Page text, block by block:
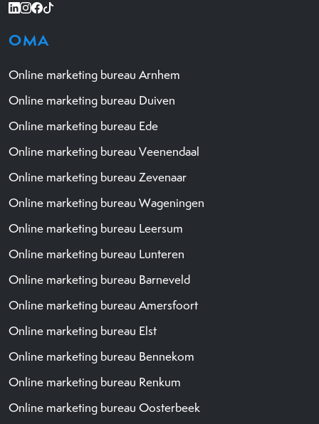
OMA
Online marketing bureau Arnhem
Online marketing bureau Duiven
Online marketing bureau Ede
Online marketing bureau Veenendaal
Online marketing bureau Zevenaar
Online marketing bureau Wageningen
Online marketing bureau Leersum
Online marketing bureau Lunteren
Online marketing bureau Barneveld
Online marketing bureau Amersfoort
Online marketing bureau Elst
Online marketing bureau Bennekom
Online marketing bureau Renkum
Online marketing bureau Oosterbeek